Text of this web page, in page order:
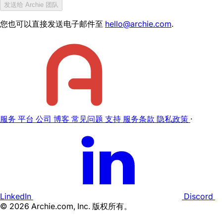
发送给 Archie 团队
您也可以直接发送电子邮件至 hello@archie.com.
服务 平台 公司 博客 常见问题 支持 服务条款 隐私政策 ·
LinkedIn
Discord
© 2026 Archie.com, Inc. 版权所有。